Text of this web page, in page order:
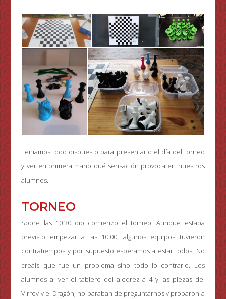
Teníamos todo dispuesto para presentarlo el día del torneo
y ver en primera mano qué sensación provoca en nuestros
alumnos.
TORNEO
Sobre las 10.30 dio comienzo el torneo. Aunque estaba
previsto empezar a las 10.00, algunos equipos tuvieron
contratiempos y por supuesto esperamos a estar todos. No
creáis que fue un problema sino todo lo contrario. Los
alumnos al ver el tablero del ajedrez a 4 y las piezas del
Virrey y el Dragón, no paraban de preguntarnos y probaron a